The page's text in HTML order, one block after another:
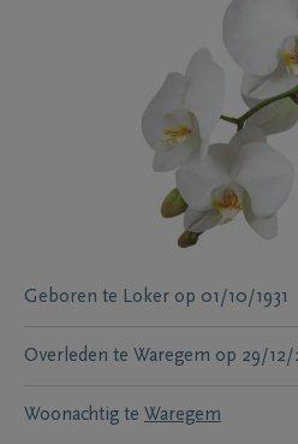
Geboren te Loker op 01/10/1931
Overleden te Waregem op 29/
Woonachtig te Waregem